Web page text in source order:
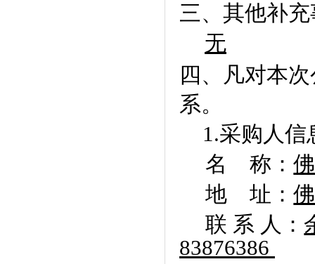
三、其他补
无
四、凡对本
系。
1.采购人信
名
称：
地
址：
联 系 人：
83876386